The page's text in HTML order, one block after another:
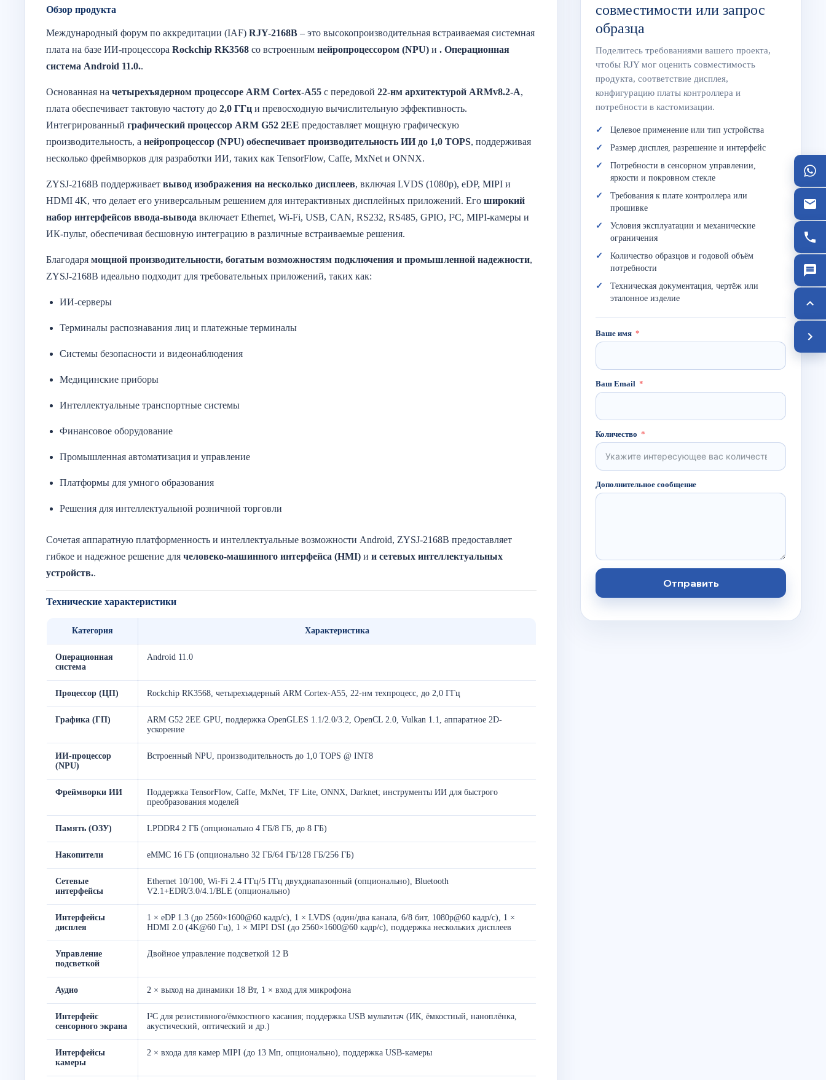
Обзор продукта
Международный форум по аккредитации (IAF) RJY-2168B – это высокопроизводительная встраиваемая системная
плата на базе ИИ-процессора Rockchip RK3568 со встроенным нейропроцессором (NPU) и . Операционная
система Android 11.0..
Основанная на четырехъядерном процессоре ARM Cortex-A55 с передовой 22-нм архитектурой ARMv8.2-A,
плата обеспечивает тактовую частоту до 2,0 ГГц и превосходную вычислительную эффективность.
Интегрированный графический процессор ARM G52 2EE предоставляет мощную графическую
производительность, а нейропроцессор (NPU) обеспечивает производительность ИИ до 1,0 TOPS, поддерживая
несколько фреймворков для разработки ИИ, таких как TensorFlow, Caffe, MxNet и ONNX.
ZYSJ-2168B поддерживает вывод изображения на несколько дисплеев, включая LVDS (1080p), eDP, MIPI и
HDMI 4K, что делает его универсальным решением для интерактивных дисплейных приложений. Его широкий
набор интерфейсов ввода-вывода включает Ethernet, Wi-Fi, USB, CAN, RS232, RS485, GPIO, I²C, MIPI-камеры и
ИК-пульт, обеспечивая бесшовную интеграцию в различные встраиваемые решения.
Благодаря мощной производительности, богатым возможностям подключения и промышленной надежности,
ZYSJ-2168B идеально подходит для требовательных приложений, таких как:
ИИ-серверы
Терминалы распознавания лиц и платежные терминалы
Системы безопасности и видеонаблюдения
Медицинские приборы
Интеллектуальные транспортные системы
Финансовое оборудование
Промышленная автоматизация и управление
Платформы для умного образования
Решения для интеллектуальной розничной торговли
Сочетая аппаратную платформенность и интеллектуальные возможности Android, ZYSJ-2168B предоставляет
гибкое и надежное решение для человеко-машинного интерфейса (HMI) и и сетевых интеллектуальных
устройств..
Технические характеристики
Категория Характеристика
Операционная
система
Android 11.0
Процессор (ЦП) Rockchip RK3568, четырехъядерный ARM Cortex-A55, 22-нм техпроцесс, до 2,0 ГГц
Графика (ГП)
ARM G52 2EE GPU, поддержка OpenGLES 1.1/2.0/3.2, OpenCL 2.0, Vulkan 1.1, аппаратное 2D-
ускорение
ИИ-процессор
(NPU)
Встроенный NPU, производительность до 1,0 TOPS @ INT8
Фреймворки ИИ
Поддержка TensorFlow, Caffe, MxNet, TF Lite, ONNX, Darknet; инструменты ИИ для быстрого
преобразования моделей
Память (ОЗУ) LPDDR4 2 ГБ (опционально 4 ГБ/8 ГБ, до 8 ГБ)
Накопители eMMC 16 ГБ (опционально 32 ГБ/64 ГБ/128 ГБ/256 ГБ)
Сетевые
интерфейсы
Ethernet 10/100, Wi-Fi 2.4 ГГц/5 ГГц двухдиапазонный (опционально), Bluetooth
V2.1+EDR/3.0/4.1/BLE (опционально)
Интерфейсы
дисплея
1 × eDP 1.3 (до 2560×1600@60 кадр/с), 1 × LVDS (один/два канала, 6/8 бит, 1080p@60 кадр/с), 1 ×
HDMI 2.0 (4K@60 Гц), 1 × MIPI DSI (до 2560×1600@60 кадр/с), поддержка нескольких дисплеев
Управление
подсветкой
Двойное управление подсветкой 12 В
Аудио 2 × выход на динамики 18 Вт, 1 × вход для микрофона
Интерфейс
сенсорного экрана
I²C для резистивного/ёмкостного касания; поддержка USB мультитач (ИК, ёмкостный, наноплёнка,
акустический, оптический и др.)
Интерфейсы
камеры
2 × входа для камер MIPI (до 13 Мп, опционально), поддержка USB-камеры
совместимости или запрос
образца
Поделитесь требованиями вашего проекта,
чтобы RJY мог оценить совместимость
продукта, соответствие дисплея,
конфигурацию платы контроллера и
потребности в кастомизации.
Целевое применение или тип устройства
Размер дисплея, разрешение и интерфейс
Потребности в сенсорном управлении,
яркости и покровном стекле
Требования к плате контроллера или
прошивке
Условия эксплуатации и механические
ограничения
Количество образцов и годовой объём
потребности
Техническая документация, чертёж или
эталонное изделие
Ваше имя
Ваш Email
Количество
Дополнительное сообщение
Отправить